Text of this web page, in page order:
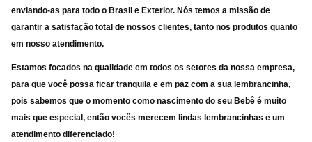
enviando-as para todo o Brasil e Exterior. Nós temos a missão de
garantir a satisfação total de nossos clientes, tanto nos produtos quanto
em nosso atendimento.
Estamos focados na qualidade em todos os setores da nossa empresa,
para que você possa ficar tranquila e em paz com a sua lembrancinha,
pois sabemos que o momento como nascimento do seu Bebê é muito
mais que especial, então vocês merecem lindas lembrancinhas e um
atendimento diferenciado!